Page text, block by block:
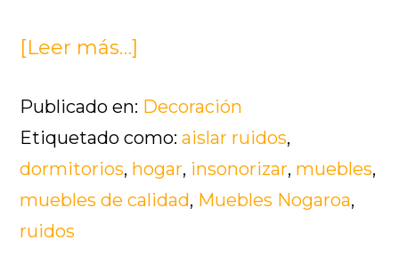
[Leer más…]
Los
cambios
en
Publicado en: Decoración
Etiquetado como:aislar ruidos,
dormitorios, hogar, insonorizar, muebles,
muebles de calidad, Muebles Nogaroa,
ruidos